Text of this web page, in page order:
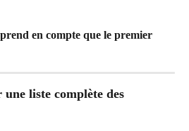
en compte que le premier
liste complète des